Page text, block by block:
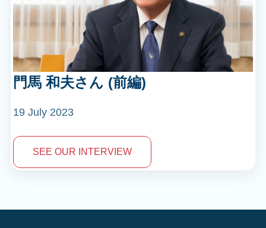
門馬 和夫さん (前編)
19 July 2023
SEE OUR INTERVIEW